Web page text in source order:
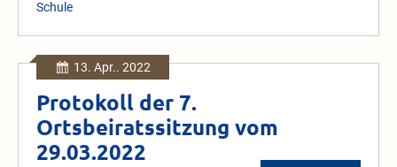
04.
in
Schule
13. Apr.. 2022
Protokoll der 7.
Ortsbeiratssitzung vom
29.03.2022